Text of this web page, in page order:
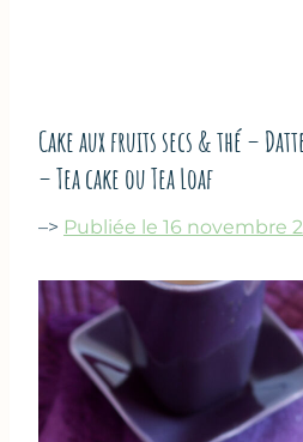
Cake aux fruits secs & thé –
– Tea cake ou Tea Loaf
–> Publiée le 16 novembre